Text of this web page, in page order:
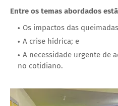
Entre os temas abordados
Os impactos das
A crise hídrica; e
A necessidade urgente de
no cotidiano.